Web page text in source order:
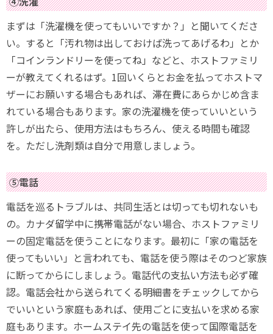
まずは「洗濯機を使ってもいいですか？」と聞いてくださ
い。すると「汚れ物は出しておけば洗ってあげるわ」とか
「コインランドリーを使ってね」などと、ホストファミリ
ーが教えてくれるはず。1回いくらとお金を払ってホストマ
ザーにお願いする場合もあれば、滞在費にあらかじめ含ま
れている場合もあります。家の洗濯機を使っていいという
許しが出たら、使用方法はもちろん、使える時間も確認
を。ただし洗剤類は自分で用意しましょう。
⑤電話
電話を巡るトラブルは、共同生活とは切っても切れないも
の。カナダ留学中に携帯電話がない場合、ホストファミリ
ーの固定電話を使うことになります。最初に「家の電話を
使ってもいい」と言われても、電話を使う際はそのつど家族
に断ってからにしましょう。電話代の支払い方法も必ず確
認。電話会社から送られてくる明細書をチェックしてから
でいいという家庭もあれば、使用ごとに支払いを求める家
庭もあります。ホームステイ先の電話を使って国際電話を